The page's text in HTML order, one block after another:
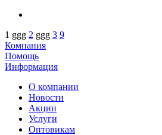
1 ggg 2 ggg 3 9
Компания
Помощь
Информация
О компании
Новости
Акции
Услуги
Оптовикам